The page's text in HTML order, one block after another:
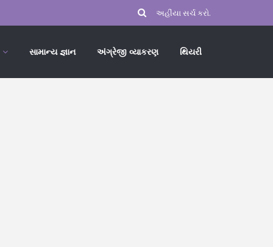
સામાન્ય જ્ઞાન અંગ્રેજી વ્યાકરણ થિયરી